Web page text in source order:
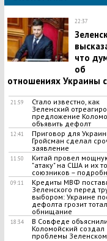
22:37
что
об
отношениях Украины
21:59
Стало известно, как
Зеленский
предложение
объявить дефолт
12:41
Приговор для
Гройсман сделал
заявление
11:50
Китай провел
"атаку" на США и их
союзников –
09:11
Кредиты МВФ
Зеленского перед
выбором: Украине
дефолта грозит
обнищание
18:34
В Совфеде
Коломойский создал
проблемы